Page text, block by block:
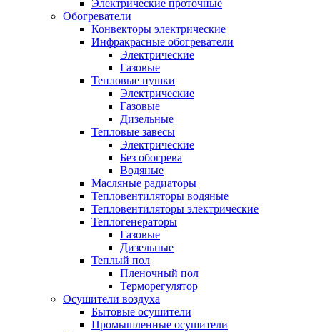
Электрические проточные
Обогреватели
Конвекторы электрические
Инфракрасные обогреватели
Электрические
Газовые
Тепловые пушки
Электрические
Газовые
Дизельные
Тепловые завесы
Электрические
Без обогрева
Водяные
Масляные радиаторы
Тепловентиляторы водяные
Тепловентиляторы электрические
Теплогенераторы
Газовые
Дизельные
Теплый пол
Пленочный пол
Терморегулятор
Осушители воздуха
Бытовые осушители
Промышленные осушители